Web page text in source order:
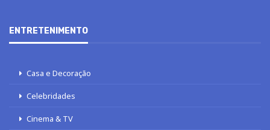
ENTRETENIMENTO
Casa e Decoração
Celebridades
Cinema & TV